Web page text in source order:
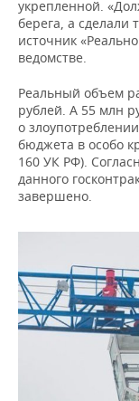
укрепленной.
берега, а сделали
источник
ведомстве.
Реальный объем
рублей. А 55 млн
о
бюджета в особо
160 УК РФ).
данного
завершено.